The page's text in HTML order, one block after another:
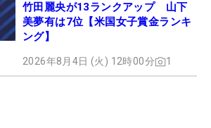
竹田麗央が13ランクアップ 山下
美夢有は7位【米国女子賞金ランキ
ング】
2026年8月4日 (火) 12時00分 1